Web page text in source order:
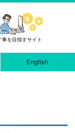
を目指すサイト
English